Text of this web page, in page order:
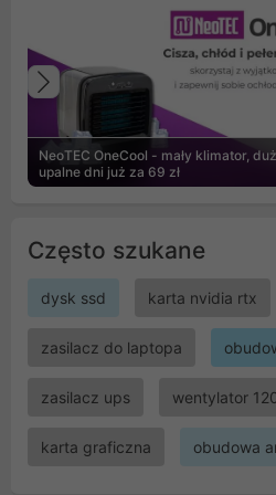
NeoTEC OneCool - mały klimator,
upalne dni już za 69 zł
Poprzedni
Często szukane
dysk ssd karta nvidia rtx
zasilacz do laptopa
zasilacz ups wentylator
karta graficzna obudowa